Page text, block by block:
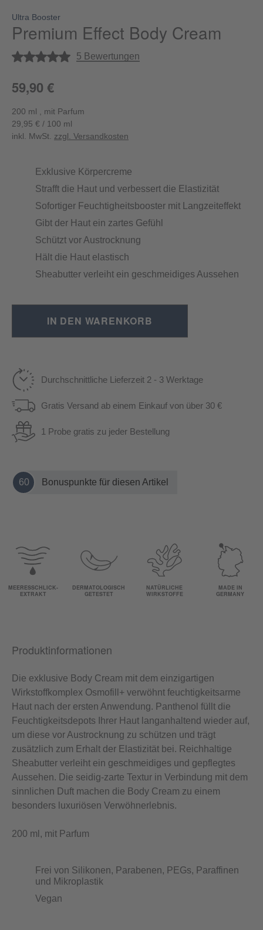
59,90 €
200 ml , mit Parfum
29,95 € / 100 ml
inkl. MwSt. zzgl. Versandkosten
Exklusive Körpercreme
Strafft die Haut und verbessert die Elastizität
Sofortiger Feuchtigheitsbooster mit Langzeiteffekt
Gibt der Haut ein zartes Gefühl
Schützt vor Austrocknung
Hält die Haut elastisch
Sheabutter verleiht ein geschmeidiges Aussehen
Ultra Booster
Premium Effect Body Cream
Durchschnittliche Bewertung von 5 von 5 Sternen
5 Bewertungen
IN DEN WARENKORB
Durchschnittliche Lieferzeit 2 - 3 Werktage
Gratis Versand ab einem Einkauf von über 30 €
1 Probe gratis zu jeder Bestellung
60 Bonuspunkte für diesen Artikel
MEERESSCHLICK-
EXTRAKT
DERMATOLOGISCH
GETESTET
NATÜRLICHE
WIRKSTOFFE
MADE IN
GERMANY
Produktinformationen
Die exklusive Body Cream mit dem einzigartigen
Wirkstoffkomplex Osmofill+ verwöhnt feuchtigkeitsarme
Haut nach der ersten Anwendung. Panthenol füllt die
Feuchtigkeitsdepots Ihrer Haut langanhaltend wieder auf,
um diese vor Austrocknung zu schützen und trägt
zusätzlich zum Erhalt der Elastizität bei. Reichhaltige
Sheabutter verleiht ein geschmeidiges und gepflegtes
Aussehen. Die seidig-zarte Textur in Verbindung mit dem
sinnlichen Duft machen die Body Cream zu einem
besonders luxuriösen Verwöhnerlebnis.
200 ml, mit Parfum
Frei von Silikonen, Parabenen, PEGs, Paraffinen
und Mikroplastik
Vegan